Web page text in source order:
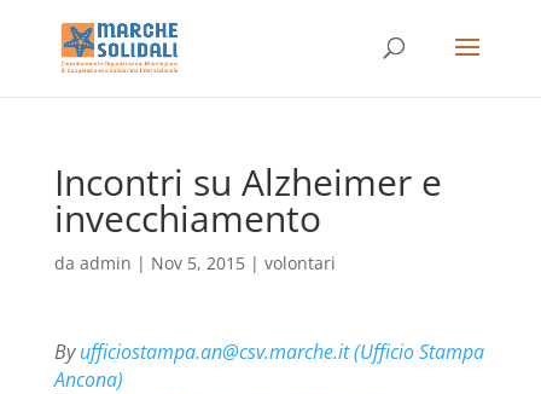
Incontri su Alzheimer e
invecchiamento
da admin | Nov 5, 2015| volontari
Byufficiostampa.an@csv.marche.it (Ufficio Stampa
Ancona)